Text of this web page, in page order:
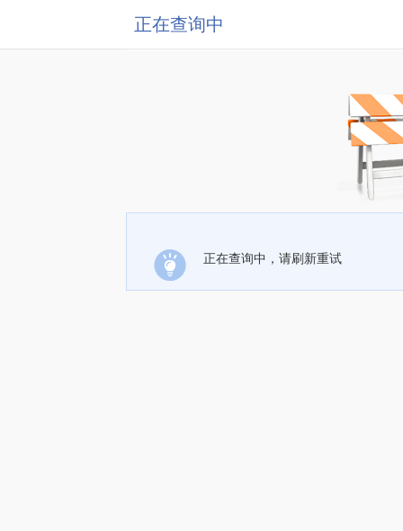
正在查询中
正在查询中，请刷新重试